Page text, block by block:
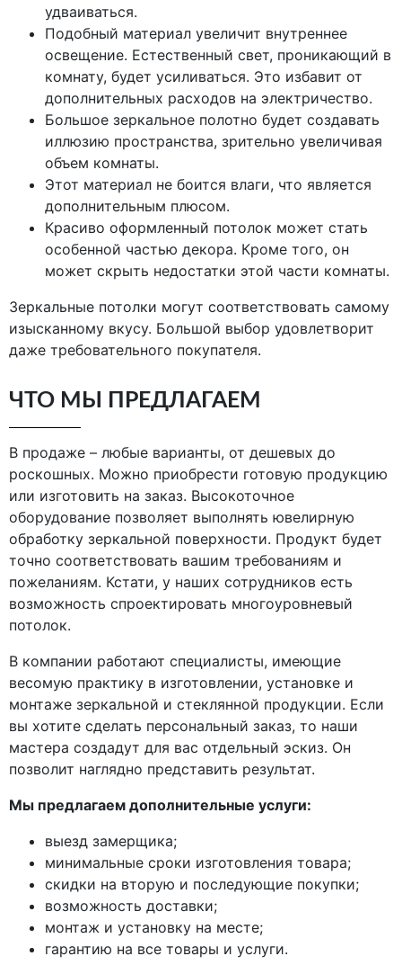
удваиваться.
Подобный материал увеличит внутреннее
освещение. Естественный свет, проникающий в
комнату, будет усиливаться. Это избавит от
дополнительных расходов на электричество.
Большое зеркальное полотно будет создавать
иллюзию пространства, зрительно увеличивая
объем комнаты.
Этот материал не боится влаги, что является
дополнительным плюсом.
Красиво оформленный потолок может стать
особенной частью декора. Кроме того, он
может скрыть недостатки этой части комнаты.
Зеркальные потолки могут соответствовать самому
изысканному вкусу. Большой выбор удовлетворит
даже требовательного покупателя.
ЧТО МЫ ПРЕДЛАГАЕМ
В продаже – любые варианты, от дешевых до
роскошных. Можно приобрести готовую продукцию
или изготовить на заказ. Высокоточное
оборудование позволяет выполнять ювелирную
обработку зеркальной поверхности. Продукт будет
точно соответствовать вашим требованиям и
пожеланиям. Кстати, у наших сотрудников есть
возможность спроектировать многоуровневый
потолок.
В компании работают специалисты, имеющие
весомую практику в изготовлении, установке и
монтаже зеркальной и стеклянной продукции. Если
вы хотите сделать персональный заказ, то наши
мастера создадут для вас отдельный эскиз. Он
позволит наглядно представить результат.
Мы предлагаем дополнительные услуги:
выезд замерщика;
минимальные сроки изготовления товара;
скидки на вторую и последующие покупки;
возможность доставки;
монтаж и установку на месте;
гарантию на все товары и услуги.